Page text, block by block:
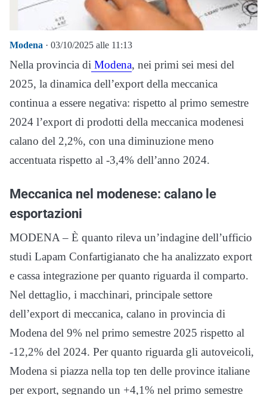
Modena · 03/10/2025 alle 11:13
Nella provincia di Modena, nei primi sei mesi del
2025, la dinamica dell’export della meccanica
continua a essere negativa: rispetto al primo semestre
2024 l’export di prodotti della meccanica modenesi
calano del 2,2%, con una diminuzione meno
accentuata rispetto al -3,4% dell’anno 2024.
Meccanica nel modenese: calano le
esportazioni
MODENA – È quanto rileva un’indagine dell’ufficio
studi Lapam Confartigianato che ha analizzato export
e cassa integrazione per quanto riguarda il comparto.
Nel dettaglio, i macchinari, principale settore
dell’export di meccanica, calano in provincia di
Modena del 9% nel primo semestre 2025 rispetto al
-12,2% del 2024. Per quanto riguarda gli autoveicoli,
Modena si piazza nella top ten delle province italiane
per export, segnando un +4,1% nel primo semestre